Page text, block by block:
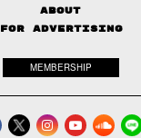
About
FOR ADVERTISING
MEMBERSHIP